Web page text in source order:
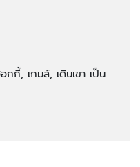
กี้, เกมส์, เดินเขา เป็น